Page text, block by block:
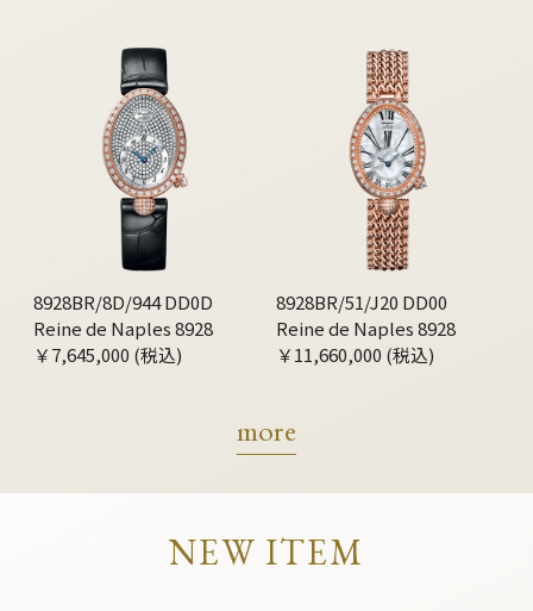
8928BR/8D/944 DD0D
Reine de Naples 8928
￥7,645,000 (税込)
8928BR/51/J20 DD00
Reine de Naples 8928
￥11,660,000 (税込)
more
NEW ITEM